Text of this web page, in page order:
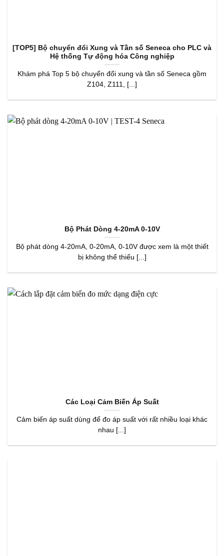
[TOP5] Bộ chuyển đổi Xung và Tần số Seneca cho PLC và
Hệ thống Tự động hóa Công nghiệp
Khám phá Top 5 bộ chuyển đổi xung và tần số Seneca gồm
Z104, Z111, [...]
Bộ Phát Dòng 4-20mA 0-10V
Bộ phát dòng 4-20mA, 0-20mA, 0-10V được xem là một thiết
bị không thể thiếu [...]
Các Loại Cảm Biến Áp Suất
Cảm biến áp suất dùng để đo áp suất với rất nhiều loại khác
nhau [...]